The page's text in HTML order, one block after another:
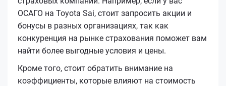
ОСАГО на Toyota Sai, стоит запросить акции и
бонусы в разных организациях, так как
конкуренция на рынке страхования поможет вам
найти более выгодные условия и цены.
Кроме того, стоит обратить внимание на
коэффициенты, которые влияют на стоимость